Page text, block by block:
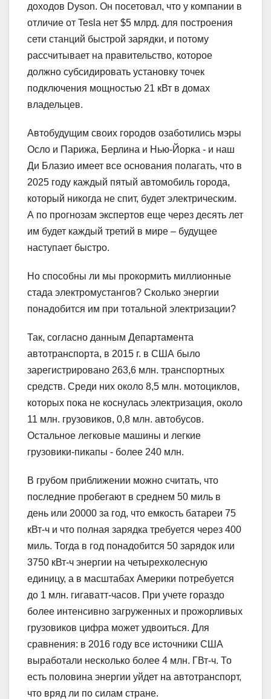
доходов Dyson. Он посетовал, что у компании в
отличие от Tesla нет $5 млрд. для построения
сети станций быстрой зарядки, и потому
рассчитывает на правительство, которое
должно субсидировать установку точек
подключения мощностью 21 кВт в домах
владельцев.
Автобудущим своих городов озаботились мэры
Осло и Парижа, Берлина и Нью-Йорка ‑ и наш
Ди Блазио имеет все основания полагать, что в
2025 году каждый пятый автомобиль города,
который никогда не спит, будет электрическим.
А по прогнозам экспертов еще через десять лет
им будет каждый третий в мире – будущее
наступает быстро.
Но способны ли мы прокормить миллионные
стада электромустангов? Сколько энергии
понадобится им при тотальной электризации?
Так, согласно данным Департамента
автотранспорта, в 2015 г. в США было
зарегистрировано 263,6 млн. транспортных
средств. Среди них около 8,5 млн. мотоциклов,
которых пока не коснулась электризация, около
11 млн. грузовиков, 0,8 млн. автобусов.
Остальное легковые машины и легкие
грузовики-пикапы ‑ более 240 млн.
В грубом приближении можно считать, что
последние пробегают в среднем 50 миль в
день или 20000 за год, что емкость батареи 75
кВт-ч и что полная зарядка требуется через 400
миль. Тогда в год понадобится 50 зарядок или
3750 кВт-ч энергии на четырехколесную
единицу, а в масштабах Америки потребуется
до 1 млн. гигаватт-часов. При учете гораздо
более интенсивно загруженных и прожорливых
грузовиков цифра может удвоиться. Для
сравнения: в 2016 году все источники США
выработали несколько более 4 млн. ГВт-ч. То
есть половина энергии уйдет на автотранспорт,
что вряд ли по силам стране.